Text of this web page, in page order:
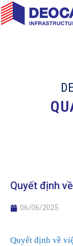
Quyết định
06/06/2025
Quyết định về